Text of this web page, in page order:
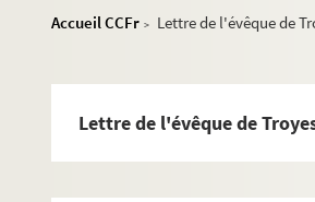
Accueil CCFr >
Lettre de l'évêque de
Lettre de l'évêque de
Notice sur dom Goujon